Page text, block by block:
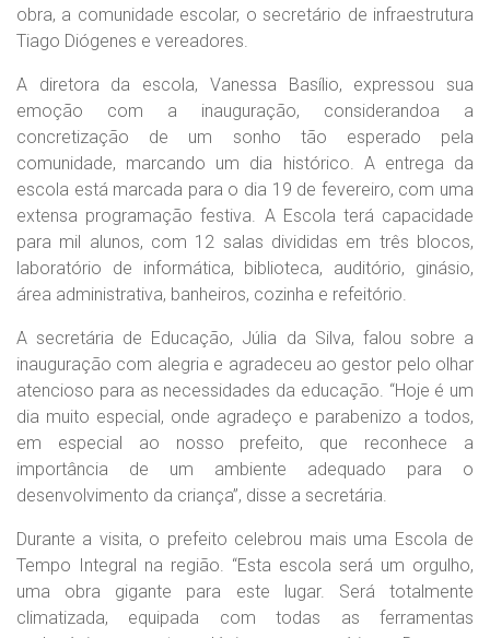
obra, a comunidade escolar, o secretário de infraestrutura
Tiago Diógenes e vereadores.
A diretora da escola, Vanessa Basílio, expressou sua
emoção com a inauguração, considerandoa a
concretização de um sonho tão esperado pela
comunidade, marcando um dia histórico. A entrega da
escola está marcada para o dia 19 de fevereiro, com uma
extensa programação festiva. A Escola terá capacidade
para mil alunos, com 12 salas divididas em três blocos,
laboratório de informática, biblioteca, auditório, ginásio,
área administrativa, banheiros, cozinha e refeitório.
A secretária de Educação, Júlia da Silva, falou sobre a
inauguração com alegria e agradeceu ao gestor pelo olhar
atencioso para as necessidades da educação. “Hoje é um
dia muito especial, onde agradeço e parabenizo a todos,
em especial ao nosso prefeito, que reconhece a
importância de um ambiente adequado para o
desenvolvimento da criança”, disse a secretária.
Durante a visita, o prefeito celebrou mais uma Escola de
Tempo Integral na região. “Esta escola será um orgulho,
uma obra gigante para este lugar. Será totalmente
climatizada, equipada com todas as ferramentas